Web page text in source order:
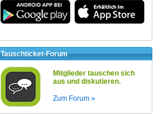
Tauschticket-Forum
Mitglieder tauschen sich
aus und diskutieren.
Zum Forum »